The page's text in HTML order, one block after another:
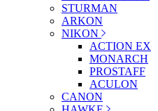
STURMAN
ARKON
NIKON
ACTION EX
MONARCH
PROSTAFF
ACULON
CANON